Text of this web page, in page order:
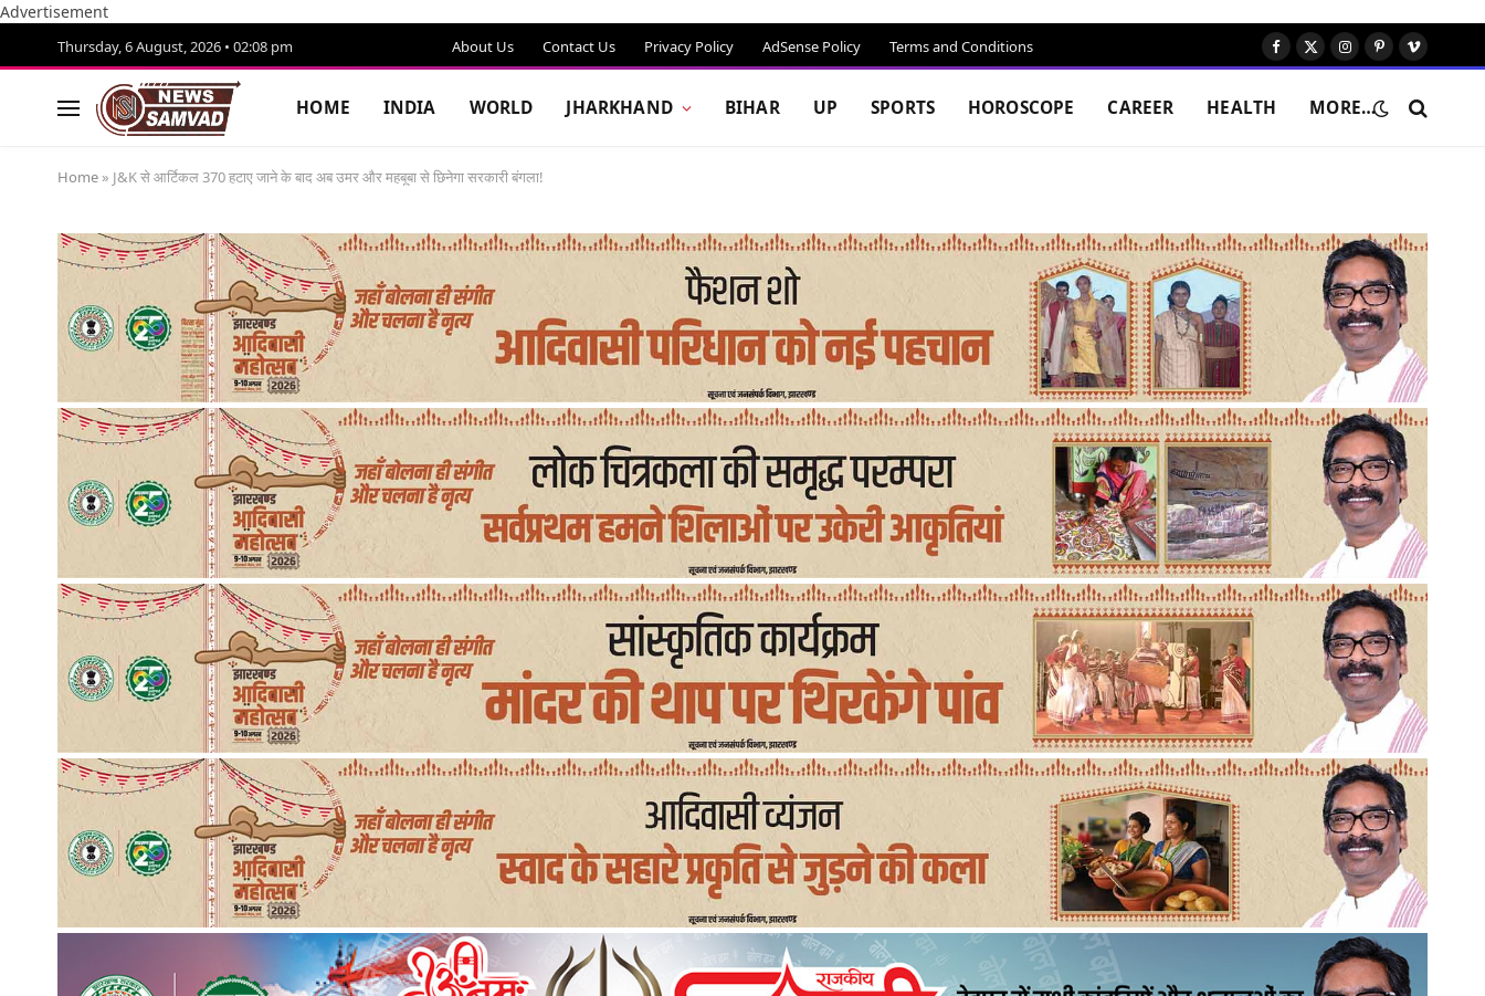
Advertisement
Thursday, 6 August, 2026 • 02:08 pm About Us Contact Us Privacy Policy AdSense Policy Terms and Conditions Facebook
X
Instagram
Pinterest
Vimeo
HOME INDIA WORLD JHARKHAND BIHAR UP SPORTS HOROSCOPE CAREER HEALTH MORE…
Home » J&K से आर्टिकल 370 हटाए जाने के बाद अब उमर और महबूबा से छिनेगा सरकारी बंगला!